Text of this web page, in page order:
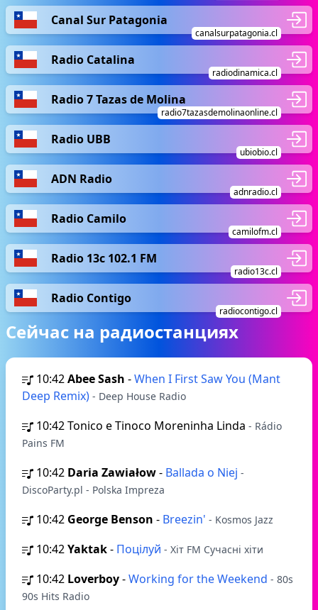
Canal Sur Patagonia
canalsurpatagonia.cl
Radio Catalina
radiodinamica.cl
Radio 7 Tazas de Molina
radio7tazasdemolinaonline.cl
Radio UBB
ubiobio.cl
ADN Radio
adnradio.cl
Radio Camilo
camilofm.cl
Radio 13c 102.1 FM
radio13c.cl
Radio Contigo
radiocontigo.cl
Сейчас на радиостанциях
10:42Abee Sash -When I First Saw You (Mant
Deep Remix) - Deep House Radio
10:42Tonico e Tinoco Moreninha Linda - Rádio
Pains FM
10:42 Daria Zawiałow- Ballada o Niej -
DiscoParty.pl - Polska Impreza
10:42 George Benson - Breezin' - Kosmos Jazz
10:42Yaktak- Поцілуй - Хіт FM Сучасні хіти
10:42 Loverboy-Working for the Weekend - 80s
90s Hits Radio